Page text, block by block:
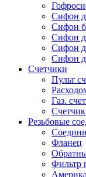
Сифон
Сифон
Сифон
Сифон
Сифон
Счетчики
Пульт
Газ.
Резьбовые
Фланец
Фильтр